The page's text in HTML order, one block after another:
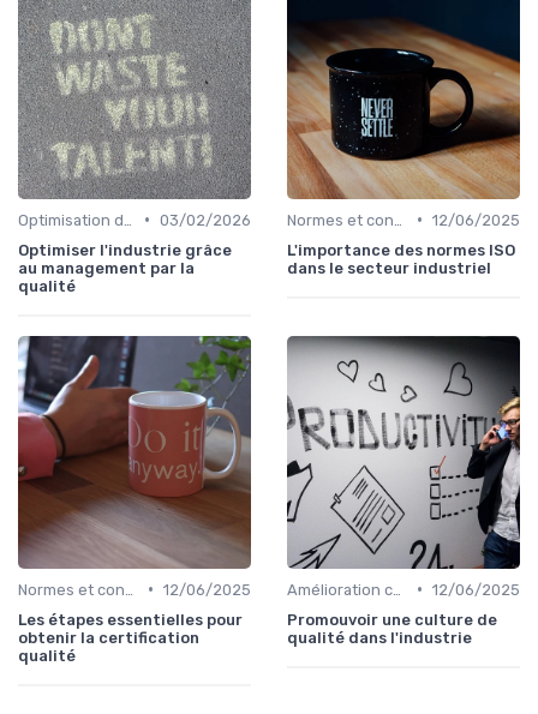
• 03/02/2026
Optimiser l'industrie grâce
au management par la
qualité
• 12/06/2025
L'importance des normes ISO
dans le secteur industriel
• 12/06/2025
Les étapes essentielles pour
obtenir la certification
qualité
• 12/06/2025
Promouvoir une culture de
qualité dans l'industrie